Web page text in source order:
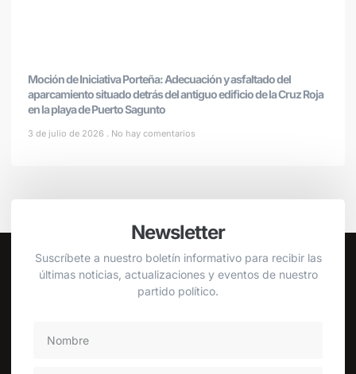
Moción de Iniciativa Porteña: Adecuación y asfaltado del
aparcamiento situado detrás del antiguo edificio de la Cruz Roja
en la playa de Puerto Sagunto
3 de julio de 2026 No hay comentarios
Newsletter
Suscríbete a nuestro boletín informativo para recibir las
últimas noticias, actualizaciones y eventos de nuestro
partido político.